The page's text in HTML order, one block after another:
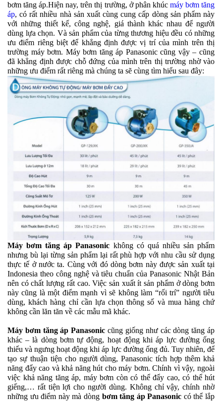
bơm tăng áp.Hiện nay, trên thị trường, ở phân khúc máy bơm tăng
áp, có rất nhiều nhà sản xuất cùng cung cấp dòng sản phẩm này
với những thiết kế, công nghệ, giá thành khác nhau để người
dùng lựa chọn. Và sản phẩm của từng thương hiệu đều có những
ưu điểm riêng biệt để khẳng định được vị trí của mình trên thị
trường máy bơm. Máy bơm tăng áp Panasonic cũng vậy – cũng
đã khẳng định được chỗ đứng của mình trên thị trường nhờ vào
những ưu điểm rất riêng mà chúng ta sẽ cùng tìm hiểu sau đây:
Máy bơm tăng áp Panasonic không có quá nhiều sản phẩm
nhưng bù lại từng sản phẩm lại rất phù hợp với nhu cầu sử dụng
thực tế ở nước ta. Cùng với đó dòng bơm này được sản xuất tại
Indonesia theo công nghệ và tiêu chuẩn của Panasonic Nhật Bản
nên có chất lượng rất cao. Việc sản xuất ít sản phẩm ở dòng bơm
này cũng là một điểm mạnh vì sẽ không làm “rối trí” người tiêu
dùng, khách hàng chỉ cần lựa chọn thông số và mua hàng chứ
không cần lăn tăn về các mẫu mã khác.
Máy bơm tăng áp Panasonic cũng giống như các dòng tăng áp
khác – là dòng bơm tự động, hoạt động khi áp lực đường ống
thiếu và ngưng hoạt động khi áp lực đường ống đủ. Tuy nhiên, để
tạo sự thuận tiện cho người dùng, Panasonic tích hợp thêm khả
năng đẩy cao và khả năng hút cho máy bơm. Chính vì vậy, ngoài
việc khả năng tăng áp, máy bơm còn có thể đẩy cao, có thể hút
giếng,… rất tiện lợi cho người dùng. Không chỉ vậy, chính nhờ
những ưu điểm này mà dòngbơm tăng áp Panasonic có thể lắp